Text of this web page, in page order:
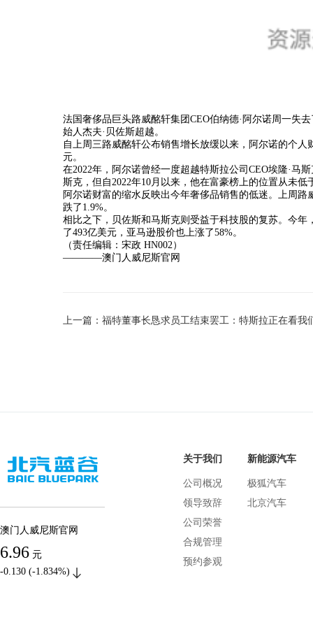
法国奢侈品巨头路威酩轩集团CEO伯纳德·阿尔诺周一失
始人杰夫·贝佐斯超越。
自上周三路威酩轩公布销售增长放缓以来，阿尔诺的个
元。
在2022年，阿尔诺曾经一度超越特斯拉公司CEO埃隆·马
斯克，但自2022年10月以来，他在富豪榜上的位置从未低
阿尔诺财富的缩水反映出今年奢侈品销售的低迷。上周
跌了1.9%。
相比之下，贝佐斯和马斯克则受益于科技股的复苏。今
了493亿美元，亚马逊股价也上涨了58%。
（责任编辑：宋政 HN002）
————澳门人威尼斯官网
澳门人威尼斯官网
6.96 元
-0.130 (-1.834%)
关于我们
公司概况
领导致辞
公司荣誉
合规管理
预约参观
新能源汽车
极狐汽车
北京汽车